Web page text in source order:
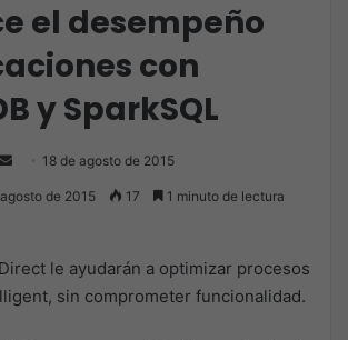
el desempeño
con
y SparkSQL
Follow
Send 18 de agosto de 2015
de 2015 17 1 minuto de lectura
le ayudarán a optimizar procesos
sin comprometer funcionalidad.